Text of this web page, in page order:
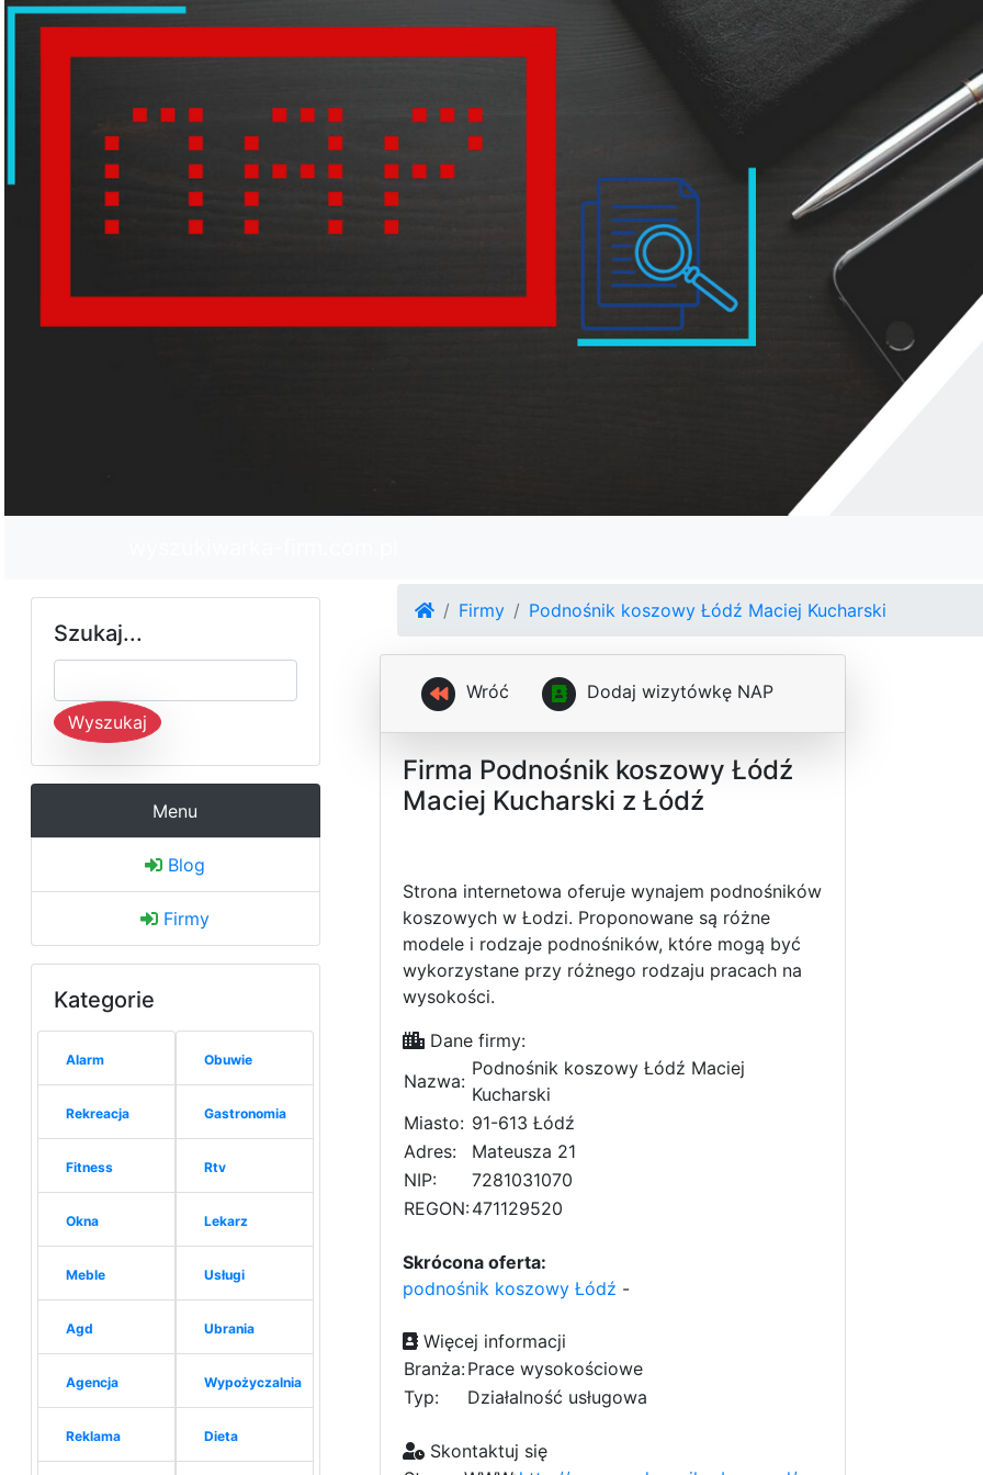
Szukaj...
Wyszukaj
Menu
Blog
Firmy
Kategorie
Alarm
Rekreacja
Fitness
Okna
Meble
Agd
Agencja
Reklama
Obuwie
Gastronomia
Rtv
Lekarz
Usługi
Ubrania
Wypożyczalnia
Dieta
Firmy Podnośnik koszowy Łódź Maciej Kucharski
Wróć Dodaj wizytówkę NAP
Firma Podnośnik koszowy Łódź
Maciej Kucharski z Łódź
Strona internetowa oferuje wynajem podnośników
koszowych w Łodzi. Proponowane są różne
modele i rodzaje podnośników, które mogą być
wykorzystane przy różnego rodzaju pracach na
wysokości.
Dane firmy:
Nazwa:
Podnośnik koszowy Łódź Maciej
Kucharski
Miasto: 91-613 Łódź
Adres:
Mateusza 21
NIP:
7281031070
REGON:471129520
Skrócona oferta:
podnośnik koszowy Łódź -
Więcej informacji
Branża:Prace wysokościowe
Typ:
Działalność usługowa
Skontaktuj się